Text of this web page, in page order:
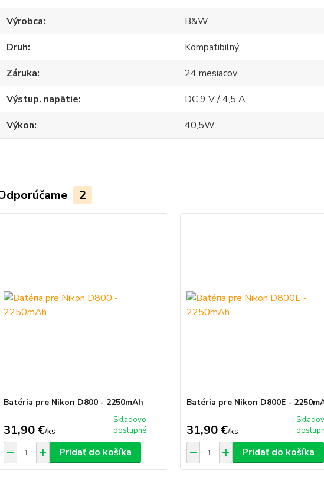
Výrobca
B&W
Druh
Kompatibilný
Záruka
24 mesiacov
Výstup. napätie
DC 9 V / 4,5 A
Výkon
40,5W
2
Batéria pre Nikon D800 - 2250mAh
31,90 €/ks
Skladovo
dostupné
Pridať do košíka
Batéria pre Nikon D800E -
31,90 €/ks
Pridať do košíka